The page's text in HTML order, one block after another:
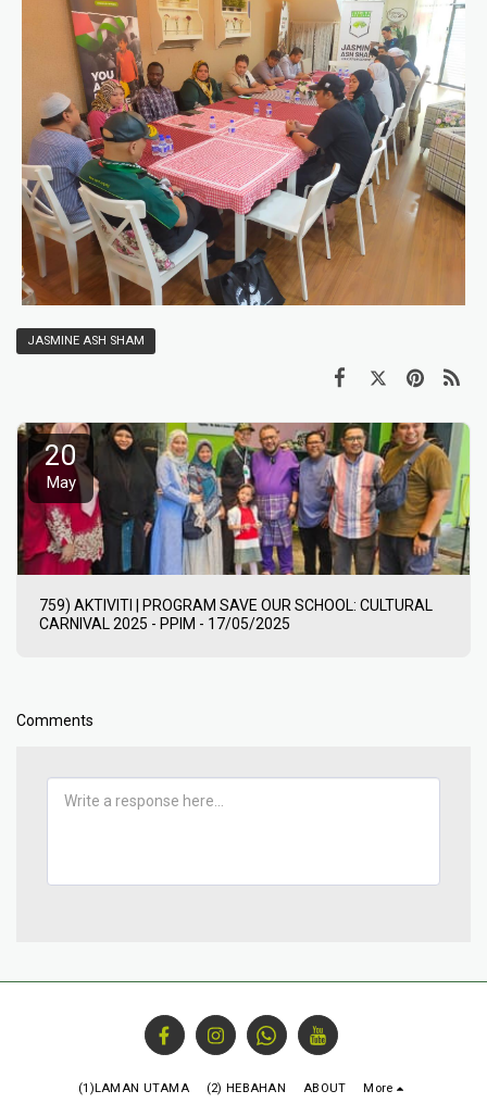
JASMINE ASH SHAM
20
May
759) AKTIVITI | PROGRAM SAVE OUR SCHOOL: CULTURAL
CARNIVAL 2025 - PPIM - 17/05/2025
Comments
(1)LAMAN UTAMA (2) HEBAHAN ABOUT More